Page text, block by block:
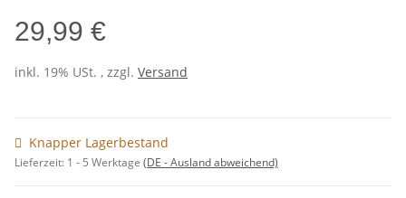
29,99 €
inkl. 19% USt. , zzgl. Versand
Knapper Lagerbestand
Lieferzeit: 1 - 5 Werktage (DE - Ausland abweichend)